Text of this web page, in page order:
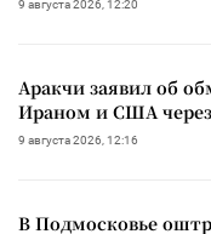
9 августа 2026, 12:20
Аракчи заявил об
Ираном и США
9 августа 2026, 12:16
В Подмосковье